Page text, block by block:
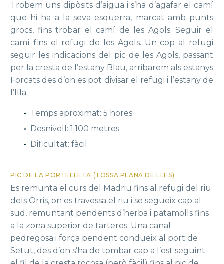
Trobem uns dipòsits d’aigua i s’ha d’agafar el camí
que hi ha a la seva esquerra, marcat amb punts
grocs, fins trobar el camí de les Agols. Seguir el
camí fins el refugi de les Agols. Un cop al refugi
seguir les indicacions del pic de les Agols, passant
per la cresta de l’estany Blau, arribarem als estanys
Forcats des d’on es pot divisar el refugi i l’estany de
l’Illa.
Temps aproximat: 5 hores
Desnivell: 1.100 metres
Dificultat: fàcil
PIC DE LA PORTELLETA (TOSSA PLANA DE LLES)
Es remunta el curs del Madriu fins al refugi del riu
dels Orris, on es travessa el riu i se segueix cap al
sud, remuntant pendents d’herba i patamolls fins
a la zona superior de tarteres. Una canal
pedregosa i força pendent condueix al port de
Setut, des d’on s’ha de tombar cap a l’est seguint